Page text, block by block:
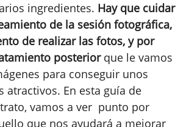
ingredientes. Hay que cuidar
de la sesión fotográfica,
de realizar las fotos, y por
posteriorque le vamos
para conseguir unos
atractivos. En esta guía de
vamos a ver punto por
que nos ayudará a mejorar